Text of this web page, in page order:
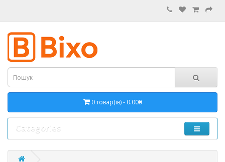
0 товар(ів) - 0.00₴
Categories